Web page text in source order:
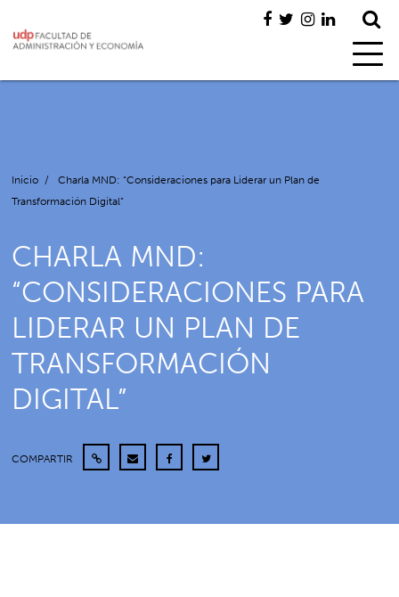
Inicio /
Charla MND: “Consideraciones para Liderar un Plan de
Transformación Digital”
CHARLA MND:
“CONSIDERACIONES PARA
LIDERAR UN PLAN DE
TRANSFORMACIÓN
DIGITAL”
COMPARTIR